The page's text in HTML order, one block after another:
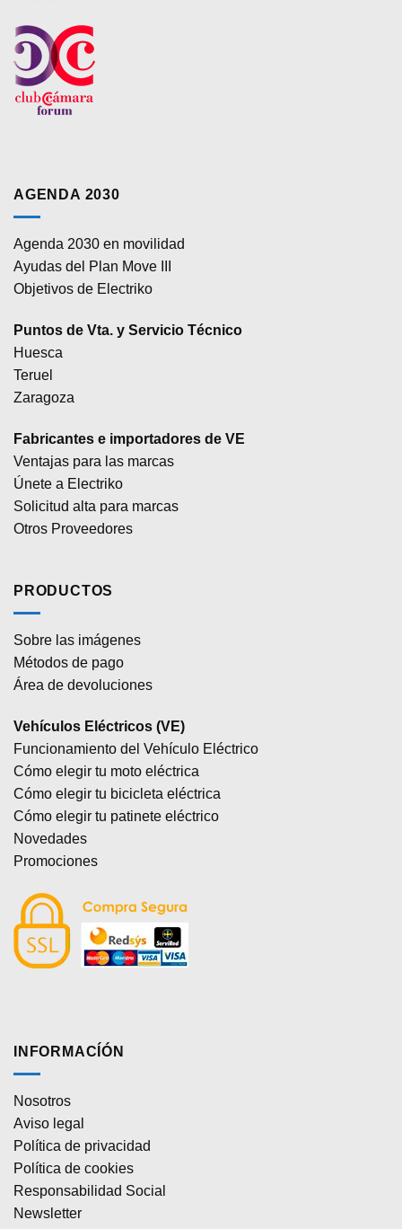
AGENDA 2030
Agenda 2030 en movilidad
Ayudas del Plan Move III
Objetivos de Electriko
Puntos de Vta. y Servicio Técnico
Huesca
Teruel
Zaragoza
Fabricantes e importadores de VE
Ventajas para las marcas
Únete a Electriko
Solicitud alta para marcas
Otros Proveedores
PRODUCTOS
Sobre las imágenes
Métodos de pago
Área de devoluciones
Vehículos Eléctricos (VE)
Funcionamiento del Vehículo Eléctrico
Cómo elegir tu moto eléctrica
Cómo elegir tu bicicleta eléctrica
Cómo elegir tu patinete eléctrico
Novedades
Promociones
INFORMACÍÓN
Nosotros
Aviso legal
Política de privacidad
Política de cookies
Responsabilidad Social
Newsletter